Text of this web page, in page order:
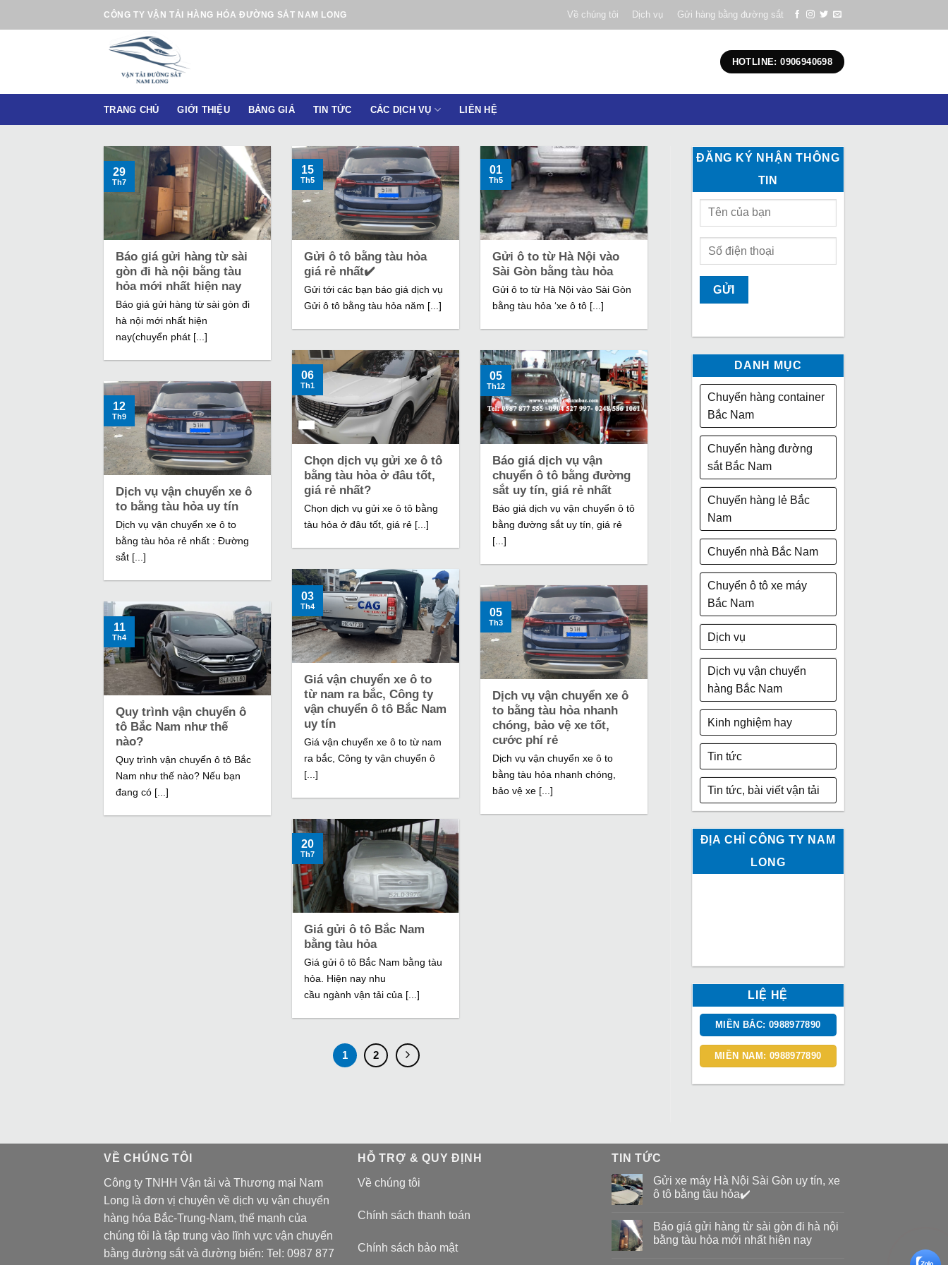
n
CÔNG TY VẬN TẢI HÀNG HÓA ĐƯỜNG SẮT NAM LONG Về chúng tôi Dịch vụ Gửi hàng bằng đường sắt
HOTLINE: 0906940698
TRANG CHỦ GIỚI THIỆU BẢNG GIÁ TIN TỨC CÁC DỊCH VỤ LIÊN HỆ
Báo giá gửi hàng từ sài
gòn đi hà nội bằng tàu
hỏa mới nhất hiện nay
Báo giá gửi hàng từ sài gòn đi
hà nội mới nhất hiện
nay(chuyển phát [...]
29
Th7
Gửi ô tô bằng tàu hỏa
giá rẻ nhất✔️
Gửi tới các bạn báo giá dịch vụ
Gửi ô tô bằng tàu hỏa năm [...]
15
Th5
Gửi ô to từ Hà Nội vào
Sài Gòn bằng tàu hỏa
Gửi ô to từ Hà Nội vào Sài Gòn
bằng tàu hỏa ‘xe ô tô [...]
01
Th5
Chọn dịch vụ gửi xe ô tô
bằng tàu hỏa ở đâu tốt,
giá rẻ nhất?
Chọn dịch vụ gửi xe ô tô bằng
tàu hỏa ở đâu tốt, giá rẻ [...]
06
Th1
Báo giá dịch vụ vận
chuyển ô tô bằng đường
sắt uy tín, giá rẻ nhất
Báo giá dịch vụ vận chuyển ô tô
bằng đường sắt uy tín, giá rẻ
[...]
05
Th12
Dịch vụ vận chuyển xe ô
to bằng tàu hỏa uy tín
Dịch vụ vận chuyển xe ô to
bằng tàu hỏa rẻ nhất : Đường
sắt [...]
12
Th9
Giá vận chuyển xe ô to
từ nam ra bắc, Công ty
vận chuyển ô tô Bắc Nam
uy tín
Giá vận chuyển xe ô to từ nam
ra bắc, Công ty vận chuyển ô
[...]
03
Th4
Dịch vụ vận chuyển xe ô
to bằng tàu hỏa nhanh
chóng, bảo vệ xe tốt,
cước phí rẻ
Dịch vụ vận chuyển xe ô to
bằng tàu hỏa nhanh chóng,
bảo vệ xe [...]
05
Th3
Quy trình vận chuyển ô
tô Bắc Nam như thế
nào?
Quy trình vận chuyển ô tô Bắc
Nam như thế nào? Nếu bạn
đang có [...]
11
Th4
Giá gửi ô tô Bắc Nam
bằng tàu hỏa
Giá gửi ô tô Bắc Nam bằng tàu
hỏa. Hiện nay nhu
cầu ngành vận tải của [...]
20
Th7
1 2
ĐĂNG KÝ NHẬN THÔNG
TIN
DANH MỤC
Chuyển hàng container
Bắc Nam
Chuyển hàng đường
sắt Bắc Nam
Chuyển hàng lẻ Bắc
Nam
Chuyển nhà Bắc Nam
Chuyển ô tô xe máy
Bắc Nam
Dịch vụ
Dịch vụ vận chuyển
hàng Bắc Nam
Kinh nghiệm hay
Tin tức
Tin tức, bài viết vận tải
ĐỊA CHỈ CÔNG TY NAM
LONG
LIỆ HỆ
MIỀN BẮC: 0988977890
MIỀN NAM: 0988977890
VỀ CHÚNG TÔI
Công ty TNHH Vận tải và Thương mại Nam
Long là đơn vị chuyên về dịch vụ vận chuyển
hàng hóa Bắc-Trung-Nam, thế mạnh của
chúng tôi là tập trung vào lĩnh vực vận chuyển
bằng đường sắt và đường biển: Tel: 0987 877
HỖ TRỢ & QUY ĐỊNH
Về chúng tôi
Chính sách thanh toán
Chính sách bảo mật
TIN TỨC
Gửi xe máy Hà Nội Sài Gòn uy tín, xe
ô tô bằng tầu hỏa✔️
Báo giá gửi hàng từ sài gòn đi hà nội
bằng tàu hỏa mới nhất hiện nay